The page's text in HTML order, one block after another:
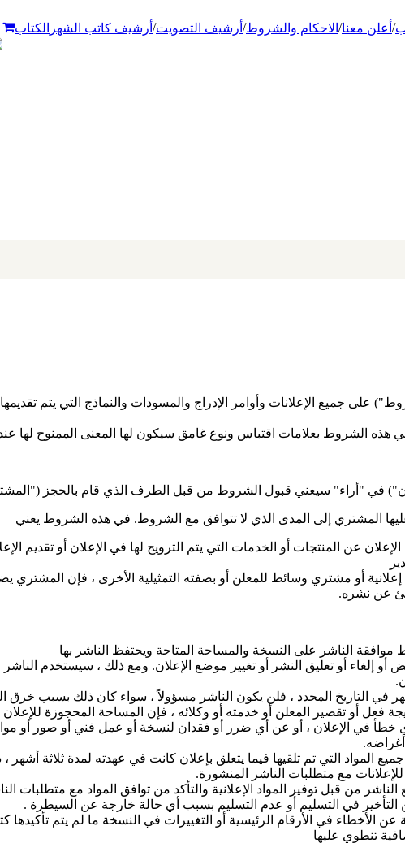
/ أعلن معنا/ الاحكام والشروط/ أرشيف التصويت/ أرشيف كاتب الشهر الكتاب
على جميع الإعلانات وأوامر الإدراج والمسودات والنماذج التي يتم
هذه الشروط بعلامات اقتباس ونوع غامق سيكون لها المعنى الممنوح لها
في "أراء" سيعني قبول الشروط من قبل الطرف الذي قام بالحجز
المشتري إلى المدى الذي لا تتوافق مع الشروط. في هذه الشروط يعني
عن المنتجات أو الخدمات التي يتم الترويج لها في الإعلان أو تقديم
إعلانية أو مشتري وسائط للمعلن أو بصفته التمثيلية الأخرى ، فإن
عن نشره.
موافقة الناشر على النسخة والمساحة المتاحة ويحتفظ الناشر بها
أو تعليق النشر أو تغيير موضع الإعلان. ومع ذلك ، سيستخدم الناشر
في التاريخ المحدد ، فلن يكون الناشر مسؤولاً ، سواء كان ذلك بسبب خرق
فعل أو تقصير المعلن أو خدمته أو وكلائه ، فإن المساحة المحجوزة للإعلان
في الإعلان ، أو عن أي ضرر أو فقدان لنسخة أو عمل فني أو صور أو مواد
المواد التي تم تلقيها فيما يتعلق بإعلان كانت في عهدته لمدة ثلاثة
مع متطلبات الناشر المنشورة.
من قبل توفير المواد الإعلانية والتأكد من توافق المواد مع
عن الأخطاء في الأرقام الرئيسية أو التغييرات في النسخة ما لم يتم
تنطوي عليها